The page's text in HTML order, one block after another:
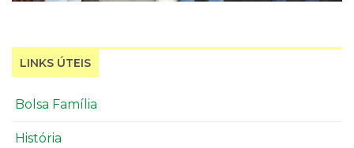
LINKS ÚTEIS
Bolsa Família
História